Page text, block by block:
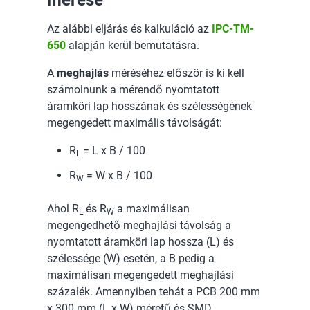
Az alábbi eljárás és kalkuláció az IPC-TM-
650 alapján kerül bemutatásra.
A meghajlás méréséhez először is ki kell
számolnunk a mérendő nyomtatott
áramköri lap hosszának és szélességének
megengedett maximális távolságát:
RL = L x B / 100
RW = W x B / 100
Ahol RL és RW a maximálisan
megengedhető meghajlási távolság a
nyomtatott áramköri lap hossza (L) és
szélessége (W) esetén, a B pedig a
maximálisan megengedett meghajlási
százalék. Amennyiben tehát a PCB 200 mm